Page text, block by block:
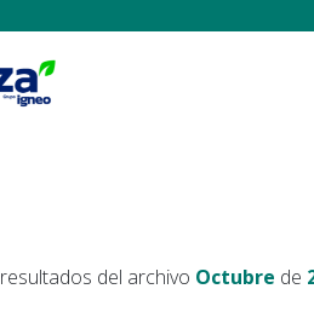
resultados del archivo Octubre de